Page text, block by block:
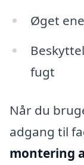
Øget
fugt
Når du
adgang til
montering